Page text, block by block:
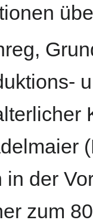
in der
zum